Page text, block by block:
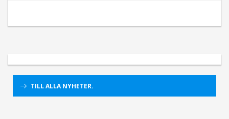
TILL ALLA NYHETER.